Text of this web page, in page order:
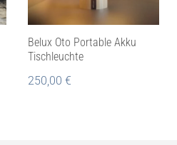
Belux Oto Portable Akku
Tischleuchte
250,00 €